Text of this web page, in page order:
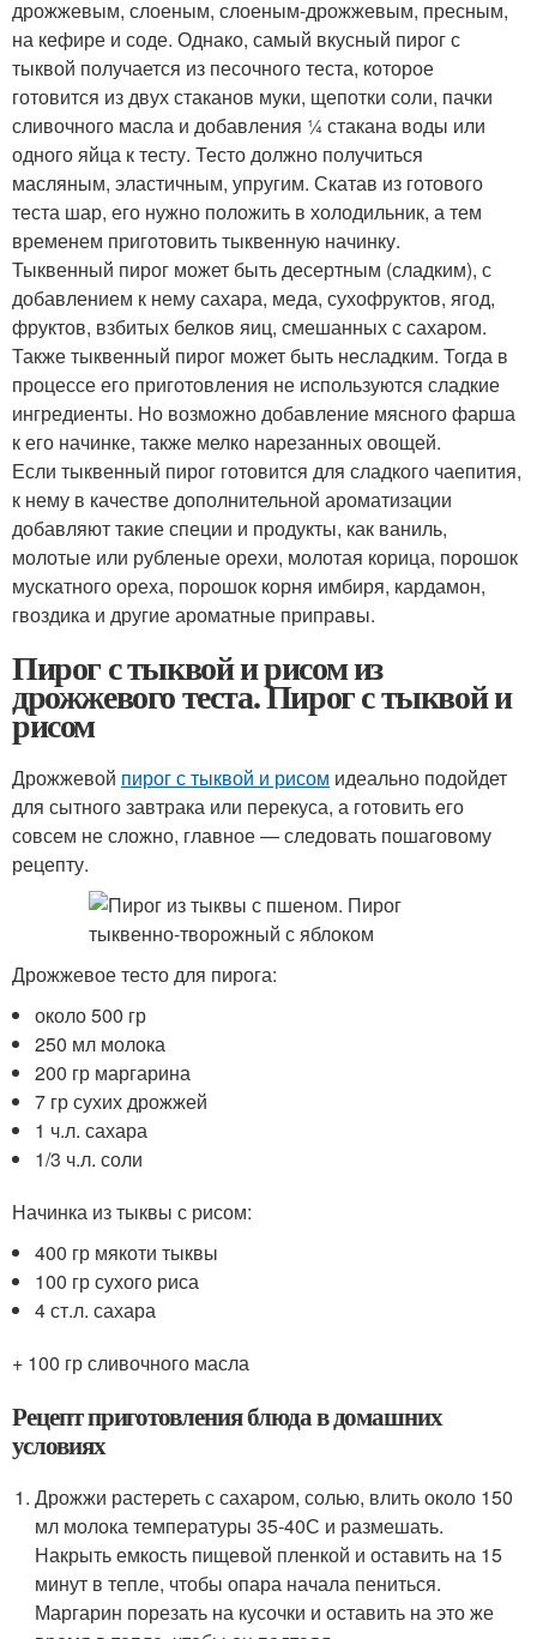
дрожжевым, слоеным, слоеным-дрожжевым, пресным,
на кефире и соде. Однако, самый вкусный пирог с
тыквой получается из песочного теста, которое
готовится из двух стаканов муки, щепотки соли, пачки
сливочного масла и добавления ¼ стакана воды или
одного яйца к тесту. Тесто должно получиться
масляным, эластичным, упругим. Скатав из готового
теста шар, его нужно положить в холодильник, а тем
временем приготовить тыквенную начинку.
Тыквенный пирог может быть десертным (сладким), с
добавлением к нему сахара, меда, сухофруктов, ягод,
фруктов, взбитых белков яиц, смешанных с сахаром.
Также тыквенный пирог может быть несладким. Тогда в
процессе его приготовления не используются сладкие
ингредиенты. Но возможно добавление мясного фарша
к его начинке, также мелко нарезанных овощей.
Если тыквенный пирог готовится для сладкого чаепития,
к нему в качестве дополнительной ароматизации
добавляют такие специи и продукты, как ваниль,
молотые или рубленые орехи, молотая корица, порошок
мускатного ореха, порошок корня имбиря, кардамон,
гвоздика и другие ароматные приправы.
Пирог с тыквой и рисом из
дрожжевого теста. Пирог с тыквой и
рисом
Дрожжевой пирог с тыквой и рисом идеально подойдет
для сытного завтрака или перекуса, а готовить его
совсем не сложно, главное — следовать пошаговому
рецепту.
Дрожжевое тесто для пирога:
около 500 гр
250 мл молока
200 гр маргарина
7 гр сухих дрожжей
1 ч.л. сахара
1/3 ч.л. соли
Начинка из тыквы с рисом:
400 гр мякоти тыквы
100 гр сухого риса
4 ст.л. сахара
+ 100 гр сливочного масла
Рецепт приготовления блюда в домашних
условиях
Дрожжи растереть с сахаром, солью, влить около 150
мл молока температуры 35-40С и размешать.
Накрыть емкость пищевой пленкой и оставить на 15
минут в тепле, чтобы опара начала пениться.
Маргарин порезать на кусочки и оставить на это же